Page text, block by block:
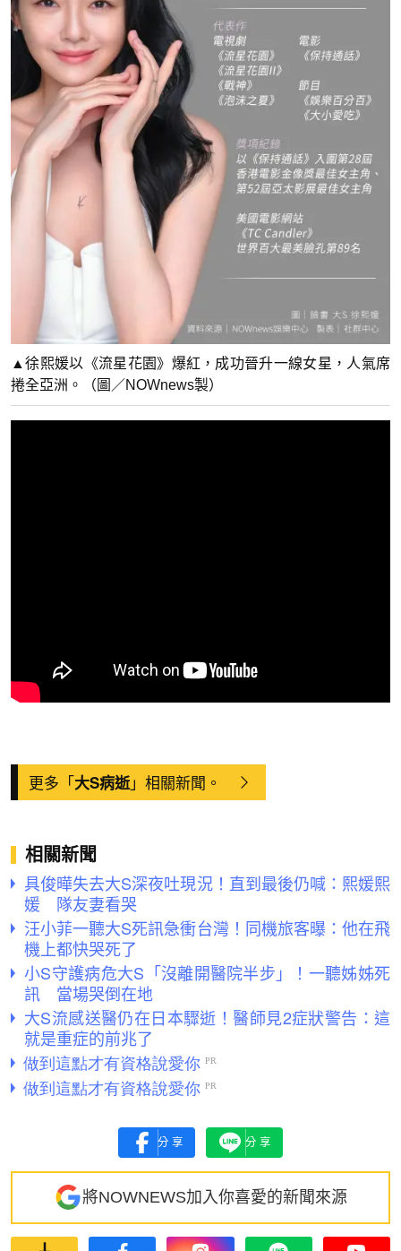
▲徐熙媛以《流星花園》爆紅，成功晉升一線女星，人氣席
捲全亞洲。（圖／NOWnews製）
更多「大S病逝」相關新聞。
相關新聞
具俊曄失去大S深夜吐現況！直到最後仍喊：熙媛熙
媛 隊友妻看哭
汪小菲一聽大S死訊急衝台灣！同機旅客曝：他在飛
機上都快哭死了
小S守護病危大S「沒離開醫院半步」！一聽姊姊死
訊 當場哭倒在地
大S流感送醫仍在日本驟逝！醫師見2症狀警告：這
就是重症的前兆了
分享 分享
將NOWNEWS加入你喜愛的新聞來源